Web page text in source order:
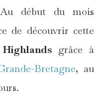
début du mois
de découvrir cette
Highlands grâce à
Bretagne, au